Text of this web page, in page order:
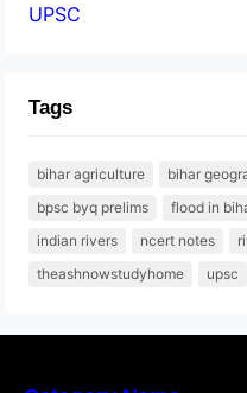
UPSC
Tags
bihar agriculture bihar
bpsc byq prelims
flood in
indian rivers
ncert notes
theashnowstudyhome
upsc